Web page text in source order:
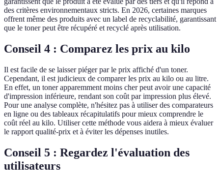
des critères environnementaux stricts. En 2026, certaines marques
offrent même des produits avec un label de recyclabilité, garantissant
que le toner peut être récupéré et recyclé après utilisation.
Conseil 4 : Comparez les prix au kilo
Il est facile de se laisser piéger par le prix affiché d'un toner.
Cependant, il est judicieux de comparer les prix au kilo ou au litre.
En effet, un toner apparemment moins cher peut avoir une capacité
d'impression inférieure, rendant son coût par impression plus élevé.
Pour une analyse complète, n'hésitez pas à utiliser des comparateurs
en ligne ou des tableaux récapitulatifs pour mieux comprendre le
coût réel au kilo. Utiliser cette méthode vous aidera à mieux évaluer
le rapport qualité-prix et à éviter les dépenses inutiles.
Conseil 5 : Regardez l'évaluation des
utilisateurs